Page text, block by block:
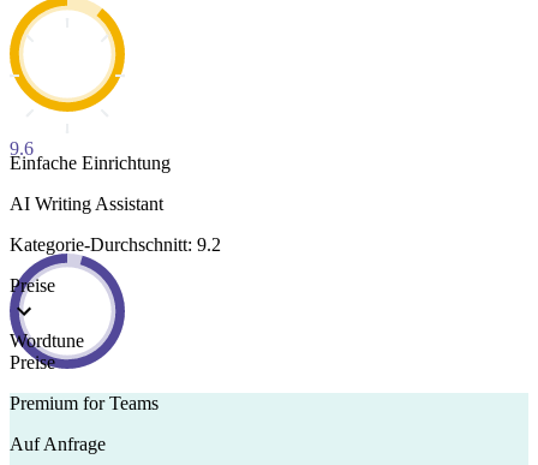
9.6
Einfache Einrichtung
AI Writing Assistant
Kategorie-Durchschnitt: 9.2
Preise
Wordtune
Preise
Premium for Teams
Auf Anfrage